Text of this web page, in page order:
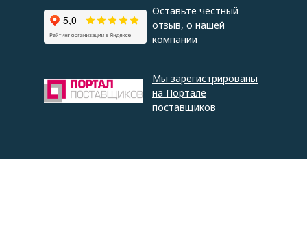
Оставьте честный
отзыв, о нашей
компании
Мы зарегистрированы
на Портале
поставщиков